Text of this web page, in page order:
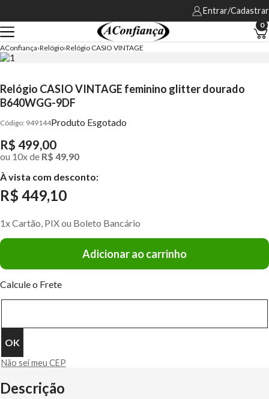
Entrar/Cadastrar
0
AConfiança Relógio Relógio CASIO VINTAGE
Relógio CASIO VINTAGE feminino glitter dourado
B640WGG-9DF
949144Produto Esgotado
R$ 499,00
ou 10xde R$ 49,90
À vista com desconto:
R$ 449,10
1x Cartão, PIX ou Boleto Bancário
Adicionar ao carrinho
Calcule o Frete
Não sei meu CEP
Descrição